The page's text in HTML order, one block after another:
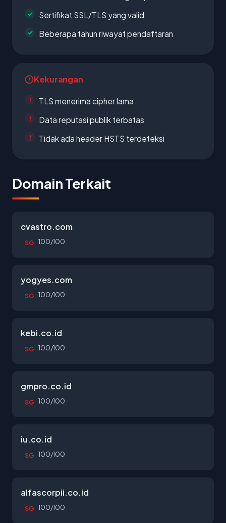
Sertifikat SSL/TLS yang valid
Beberapa tahun riwayat pendaftaran
Kekurangan
TLS menerima cipher lama
Data reputasi publik terbatas
Tidak ada header HSTS terdeteksi
Domain Terkait
cvastro.com
SG 100/100
yogyes.com
SG 100/100
kebi.co.id
SG 100/100
gmpro.co.id
SG 100/100
iu.co.id
SG 100/100
alfascorpii.co.id
SG 100/100